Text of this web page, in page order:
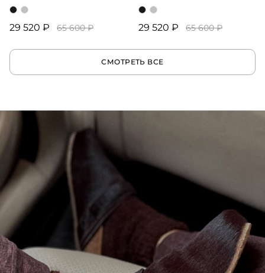
29 520 ₽ 65 600 ₽ 29 520 ₽ 65 600 ₽
СМОТРЕТЬ ВСЕ